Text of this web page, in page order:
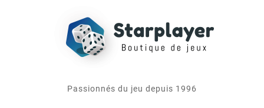
Passionnés du jeu depuis 1996